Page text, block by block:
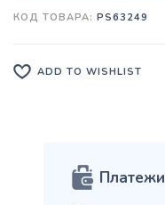
КОД ТОВАРА: PS63249
ADD TO WISHLIST
Платежи